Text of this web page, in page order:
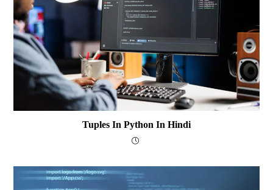
Tuples In Python In Hindi